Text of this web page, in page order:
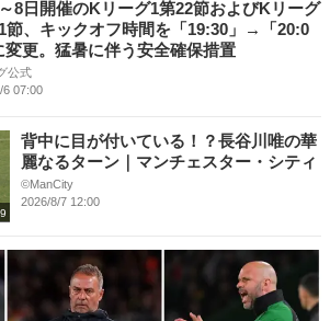
8日開催のKリーグ1第22節およびKリーグ
節、キックオフ時間を「19:30」→「20:0
変更。猛暑に伴う安全確保措置
公式
6 07:00
背中に目が付いている！？長谷川唯の華
麗なるターン｜マンチェスター・シティ
©ManCity
2026/8/7 12:00